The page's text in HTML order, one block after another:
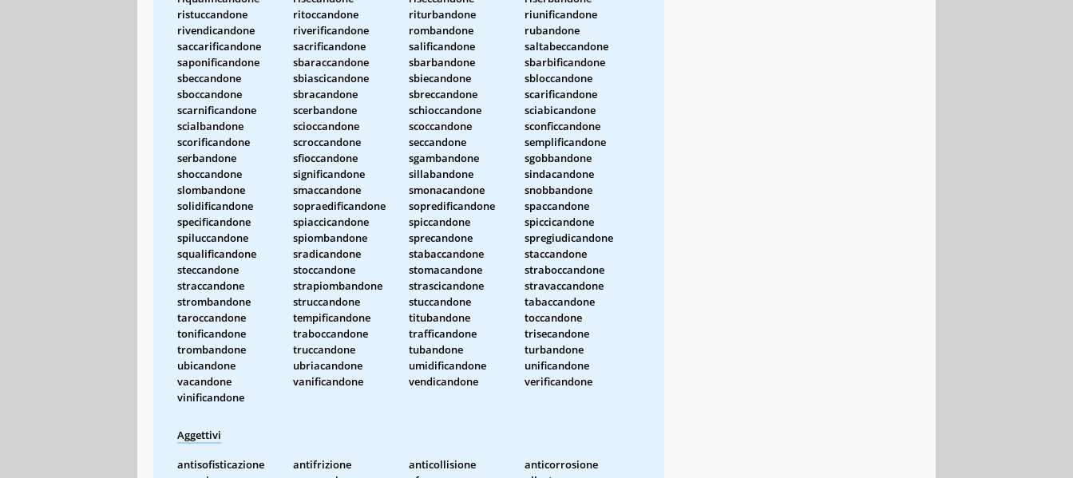
ristuccandone
ritoccandone riturbandone
riunificandone
rivendicandone
riverificandone rombandone
rubandone
saccarificandone
sacrificandone salificandone
saltabeccandone
saponificandone
sbaraccandone sbarbandone
sbarbificandone
sbeccandone
sbiascicandone sbiecandone
sbloccandone
sboccandone
sbracandone sbreccandone
scarificandone
scarnificandone
scerbandone schioccandone
sciabicandone
scialbandone
scioccandone scoccandone
sconficcandone
scorificandone
scroccandone seccandone
semplificandone
serbandone
sfioccandone sgambandone
sgobbandone
shoccandone
significandone sillabandone
sindacandone
slombandone
smaccandone smonacandone
snobbandone
solidificandone
sopraedificandone sopredificandone
spaccandone
specificandone
spiaccicandone spiccandone
spiccicandone
spiluccandone
spiombandone sprecandone
spregiudicandone
squalificandone
sradicandone stabaccandone
staccandone
steccandone
stoccandone stomacandone
straboccandone
straccandone
strapiombandone strascicandone
stravaccandone
strombandone
struccandone stuccandone
tabaccandone
taroccandone
tempificandone titubandone
toccandone
tonificandone
traboccandone trafficandone
trisecandone
trombandone
truccandone tubandone
turbandone
ubicandone
ubriacandone umidificandone
unificandone
vacandone
vanificandone vendicandone
verificandone
vinificandone
Aggettivi
antisofisticazione antifrizione anticollisione
anticorrosione